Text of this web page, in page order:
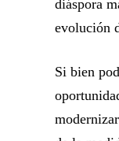
diáspora
evolución
Si bien